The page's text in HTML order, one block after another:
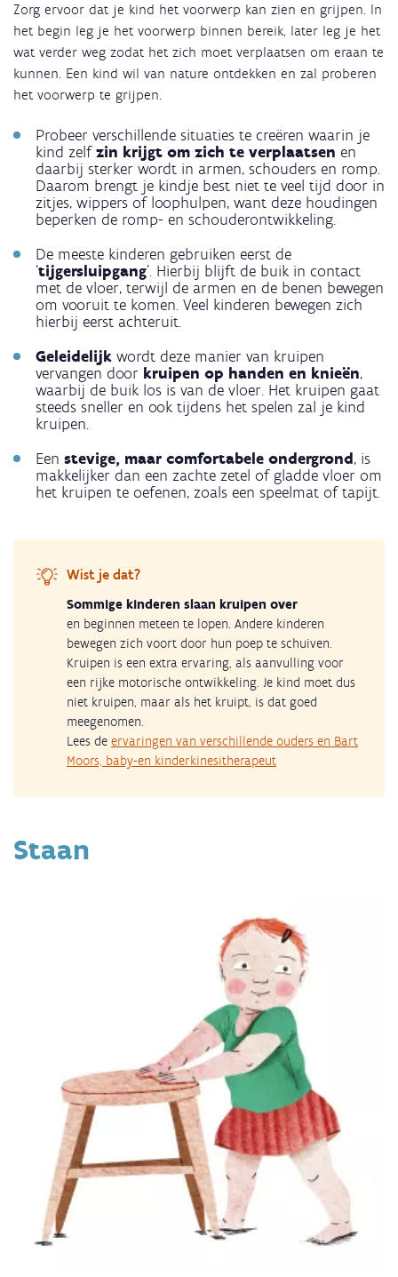
Zorg ervoor dat je kind het voorwerp kan zien en grijpen. In
het begin leg je het voorwerp binnen bereik, later leg je het
wat verder weg zodat het zich moet verplaatsen om eraan te
kunnen. Een kind wil van nature ontdekken en zal proberen
het voorwerp te grijpen.
Probeer verschillende situaties te creëren waarin je
kind zelfzin krijgt om zich te verplaatsen en
daarbij sterker wordt in armen, schouders en romp.
Daarom brengt je kindje best niet te veel tijd door in
zitjes, wippers of loophulpen, want deze houdingen
beperken de romp- en schouderontwikkeling.
De meeste kinderen gebruiken eerst de
‘tijgersluipgang’. Hierbij blijft de buik in contact
met de vloer, terwijl de armen en de benen bewegen
om vooruit te komen. Veel kinderen bewegen zich
hierbij eerst achteruit.
Geleidelijk wordt deze manier van kruipen
vervangen door kruipen op handen en knieën,
waarbij de buik los is van de vloer. Het kruipen gaat
steeds sneller en ook tijdens het spelen zal je kind
kruipen.
Een stevige, maar comfortabele ondergrond, is
makkelijker dan een zachte zetel of gladde vloer om
het kruipen te oefenen, zoals een speelmat of tapijt.
Wist je dat?
Sommige kinderen slaan kruipen over
en beginnen meteen te lopen. Andere kinderen
bewegen zich voort door hun poep te schuiven.
Kruipen is een extra ervaring, als aanvulling voor
een rijke motorische ontwikkeling. Je kind moet dus
niet kruipen, maar als het kruipt, is dat goed
meegenomen.
Lees de ervaringen van verschillende ouders en Bart
Moors, baby-en kinderkinesitherapeut
Staan